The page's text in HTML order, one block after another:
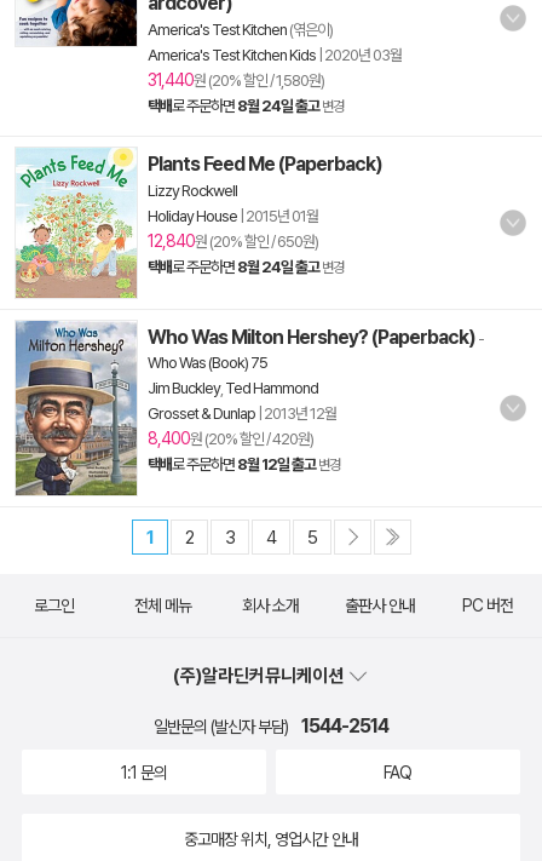
America's Test Kitchen (엮은이)
America's Test Kitchen Kids 2020년 03월
31,440원 (20% 할인 / 1,580원)
택배로 주문하면 8월 24일 출고 변경
Plants Feed Me (Paperback)
Lizzy Rockwell
Holiday House 2015년 01월
12,840원 (20% 할인 / 650원)
택배로 주문하면 8월 24일 출고 변경
Who Was Milton Hershey? (Paperback) -
Who Was (Book) 75
Jim Buckley, Ted Hammond
Grosset & Dunlap 2013년 12월
8,400원 (20% 할인 / 420원)
택배로 주문하면 8월 12일 출고 변경
1 2 3 4 5
로그인 전체 메뉴 회사 소개 출판사 안내 PC 버전
(주)알라딘커뮤니케이션
일반문의 (발신자 부담) 1544-2514
1:1 문의 FAQ
중고매장 위치, 영업시간 안내